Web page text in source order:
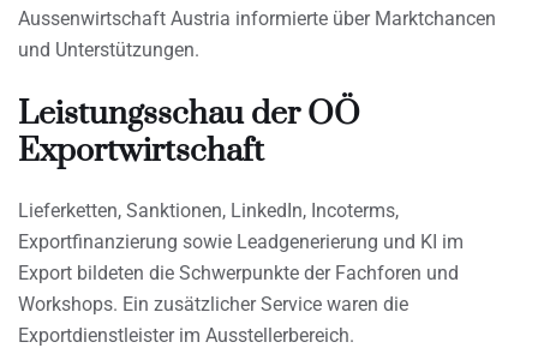
Aussenwirtschaft Austria informierte über Marktchancen
und Unterstützungen.
Leistungsschau der OÖ
Exportwirtschaft
Lieferketten, Sanktionen, LinkedIn, Incoterms,
Exportfinanzierung sowie Leadgenerierung und KI im
Export bildeten die Schwerpunkte der Fachforen und
Workshops. Ein zusätzlicher Service waren die
Exportdienstleister im Ausstellerbereich.